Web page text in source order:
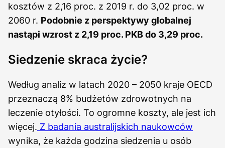
kosztów z 2,16 proc. z 2019 r. do 3,02 proc. w
2060 r. Podobnie z perspektywy globalnej
nastąpi wzrost z 2,19 proc. PKB do 3,29 proc.
Siedzenie skraca życie?
Według analiz w latach 2020 – 2050 kraje OECD
przeznaczą 8% budżetów zdrowotnych na
leczenie otyłości. To ogromne koszty, ale jest ich
więcej. Z badania australijskich naukowców
wynika, że każda godzina siedzenia u osób